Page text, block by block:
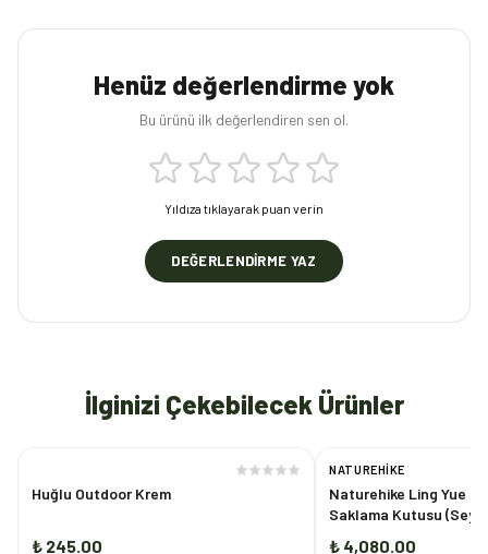
Henüz değerlendirme yok
Bu ürünü ilk değerlendiren sen ol.
Yıldıza tıklayarak puan verin
DEĞERLENDIRME YAZ
İlginizi Çekebilecek Ürünler
Huğlu Outdoor Krem
₺ 245.00
NATUREHIKE
Naturehike Ling Yue L
Saklama Kutusu
₺ 4,080.00